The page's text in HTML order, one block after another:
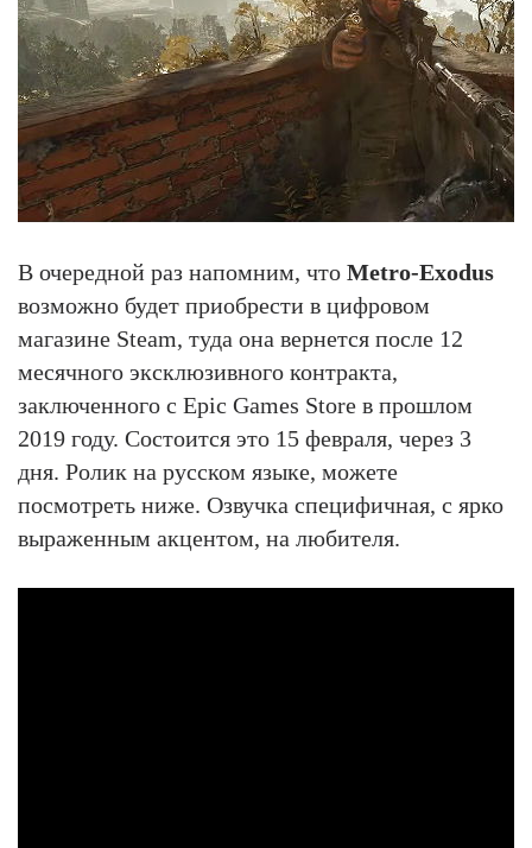
В очередной раз напомним, что Metro-Exodus
возможно будет приобрести в цифровом
магазине Steam, туда она вернется после 12
месячного эксклюзивного контракта,
заключенного с Epic Games Store в прошлом
2019 году. Состоится это 15 февраля, через 3
дня. Ролик на русском языке, можете
посмотреть ниже. Озвучка специфичная, с ярко
выраженным акцентом, на любителя.